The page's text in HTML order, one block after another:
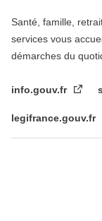
Santé, famille,
services vous
démarches du
info.gouv.fr
legifrance.gouv.fr